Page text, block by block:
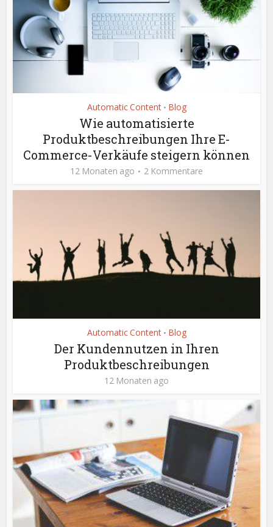
Automatic Content • Blog
Wie automatisierte
Produktbeschreibungen Ihre E-
Commerce-Verkäufe steigern können
12 Monaten ago 2 Kommentare
Automatic Content • Blog
Der Kundennutzen in Ihren
Produktbeschreibungen
12 Monaten ago